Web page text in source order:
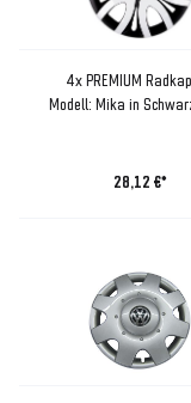
4x PREMIUM
Modell: Mika in
28,12 €*